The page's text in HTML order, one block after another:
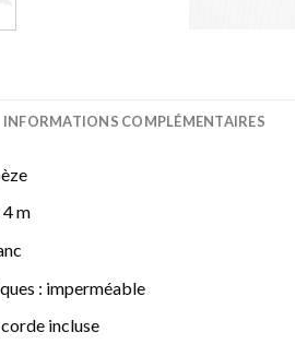
INFORMATIONS COMPLÉMENTAIRES
m
: imperméable
incluse